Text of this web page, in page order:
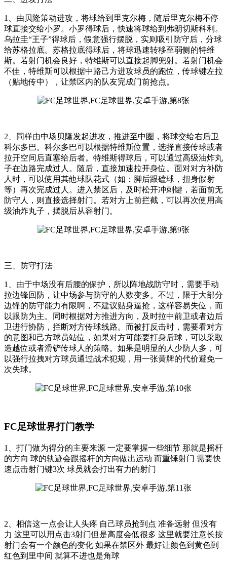
1、由贝隆策动进攻，将球给到里克尔梅，随后里克尔梅不停
球直接交给小罗。小罗得球后，快速将球给到弗朗切斯科利。
乌拉圭“王子”得球后，假意强行摆脱，实则吸引防守后，分球
给苏格拉底。苏格拉底得球后，将球迅速转移至弱侧的特维
斯。若射门机会良好，特维斯可以直接起脚兜射。若射门机会
不佳，特维斯可以根据中路己方进攻球员的跑位，传球键左拉
（贴地传中），让禁区内的队友完成门前抢点。
2、同样由中场贝隆发起进攻，推进至中圈，将球交给右后卫
科尔多巴。科尔多巴可以根据特维斯位置，选择直接传球或者
拉开空间后直塞给后者。特维斯得球后，可以通过高级油炸丸
子在边路完成过人。随后，直接加速拉开身位。面对对方补防
人时，可以使用其他球队花式（如：脚后跟磕球，扭身假射
等）再次完成过人。进入禁区后，及时松开冲刺键，若面前无
防守人，则直接选择射门。若对方上前拦截，可以再次使用高
级油炸丸子，摆脱后从容射门。
三、防守打法
1、由于中场没有后腰的保护，所以阵地战防守时，需要手动
拉边锋回防，让中场参与防守的人数变多。不过，限于大部分
边锋的防守能力有限啊，不建议贴身逼抢，这样容易失位，而
以跟防为主。同时根据对方推进方向，及时拉中前卫或者边后
卫进行协防，拦断对方传球线路。而被打反击时，需要看对方
的意图和己方球员站位，如果对方可能要打身后球，可以采取
造越位或者滑铲传球人的策略。如果是明显的人少防人多，可
以强行拉拽对方球员通过战术犯规，用一张黄牌的代价避免一
次失球。
FC足球世界打门教学
1、打门做为得分的主要来源 一定要掌握一些细节 那就是摇杆
的方向 球的轨迹会跟摇杆的方向做出运动 而重锤射门 需要快
速点击射门键3次 球员就会打出有力的射门
2、相信这一点会让人头疼 自己球员抢到点 准备远射 但没有
力 这里可以用点击3射门但是高度会低很多 这里就要注意长按
射门会有一个颜色的变化 如果在禁区外 最好让颜色到黄色到
红色到里中间 就算不进也是角球